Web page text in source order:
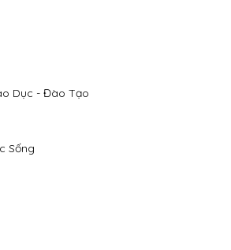
Dục - Đào Tạo
Sống